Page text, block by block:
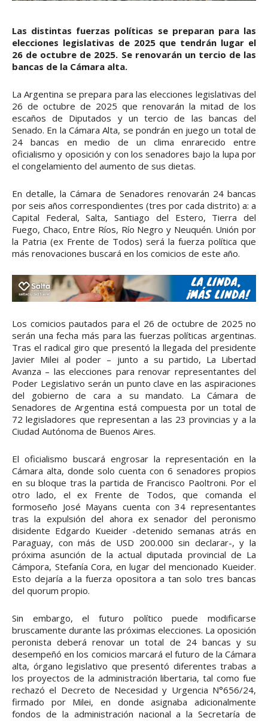
Las distintas fuerzas políticas se preparan para las
elecciones legislativas de 2025 que tendrán lugar el
26 de octubre de 2025. Se renovarán un tercio de las
bancas de la Cámara alta.
La Argentina se prepara para las elecciones legislativas del
26 de octubre de 2025 que renovarán la mitad de los
escaños de Diputados y un tercio de las bancas del
Senado. En la Cámara Alta, se pondrán en juego un total de
24 bancas en medio de un clima enrarecido entre
oficialismo y oposición y con los senadores bajo la lupa por
el congelamiento del aumento de sus dietas.
En detalle, la Cámara de Senadores renovarán 24 bancas
por seis años correspondientes (tres por cada distrito) a: a
Capital Federal, Salta, Santiago del Estero, Tierra del
Fuego, Chaco, Entre Ríos, Río Negro y Neuquén. Unión por
la Patria (ex Frente de Todos) será la fuerza política que
más renovaciones buscará en los comicios de este año.
Los comicios pautados para el 26 de octubre de 2025 no
serán una fecha más para las fuerzas políticas argentinas.
Tras el radical giro que presentó la llegada del presidente
Javier Milei al poder – junto a su partido, La Libertad
Avanza – las elecciones para renovar representantes del
Poder Legislativo serán un punto clave en las aspiraciones
del gobierno de cara a su mandato. La Cámara de
Senadores de Argentina está compuesta por un total de
72 legisladores que representan a las 23 provincias y a la
Ciudad Autónoma de Buenos Aires.
El oficialismo buscará engrosar la representación en la
Cámara alta, donde solo cuenta con 6 senadores propios
en su bloque tras la partida de Francisco Paoltroni. Por el
otro lado, el ex Frente de Todos, que comanda el
formoseño José Mayans cuenta con 34 representantes
tras la expulsión del ahora ex senador del peronismo
disidente Edgardo Kueider -detenido semanas atrás en
Paraguay, con más de USD 200.000 sin declarar-, y la
próxima asunción de la actual diputada provincial de La
Cámpora, Stefanía Cora, en lugar del mencionado Kueider.
Esto dejaría a la fuerza opositora a tan solo tres bancas
del quorum propio.
Sin embargo, el futuro político puede modificarse
bruscamente durante las próximas elecciones. La oposición
peronista deberá renovar un total de 24 bancas y su
desempeñó en los comicios marcará el futuro de la Cámara
alta, órgano legislativo que presentó diferentes trabas a
los proyectos de la administración libertaria, tal como fue
rechazó el Decreto de Necesidad y Urgencia N°656/24,
firmado por Milei, en donde asignaba adicionalmente
fondos de la administración nacional a la Secretaría de